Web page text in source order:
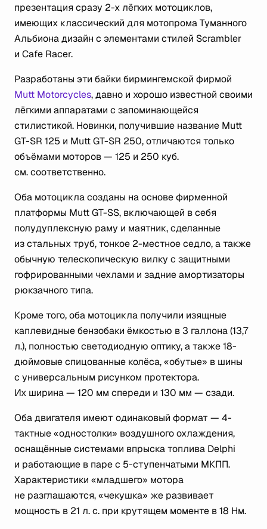
презентация сразу 2-х лёгких мотоциклов,
имеющих классический для мотопрома Туманного
Альбиона дизайн с элементами стилей Scrambler
и Сafе Racer.
Разработаны эти байки бирмингемской фирмой
Mutt Motorcycles, давно и хорошо известной своими
лёгкими аппаратами с запоминающейся
стилистикой. Новинки, получившие название Mutt
GT-SR 125 и Mutt GT-SR 250, отличаются только
объёмами моторов — 125 и 250 куб.
см. соответственно.
Оба мотоцикла созданы на основе фирменной
платформы Mutt GT-SS, включающей в себя
полудуплексную раму и маятник, сделанные
из стальных труб, тонкое 2-местное седло, а также
обычную телескопическую вилку с защитными
гофрированными чехлами и задние амортизаторы
рюкзачного типа.
Кроме того, оба мотоцикла получили изящные
каплевидные бензобаки ёмкостью в 3 галлона (13,7
л.), полностью светодиодную оптику, а также 18-
дюймовые спицованные колёса, «обутые» в шины
с универсальным рисунком протектора.
Их ширина — 120 мм спереди и 130 мм — сзади.
Оба двигателя имеют одинаковый формат — 4-
тактные «одностолки» воздушного охлаждения,
оснащённые системами впрыска топлива Delphi
и работающие в паре с 5-ступенчатыми МКПП.
Характеристики «младшего» мотора
не разглашаются, «чекушка» же развивает
мощность в 21 л. с. при крутящем моменте в 18 Нм.